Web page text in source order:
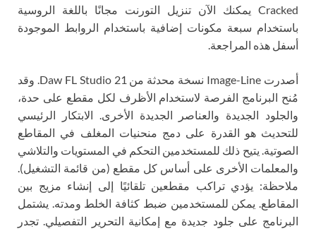
Cracked يمكنك الآن تنزيل التورنت مجانًا باللغة الروسية
باستخدام سبعة مكونات إضافية باستخدام الروابط الموجودة
أسفل هذه المراجعة.
أصدرت Image-Line نسخة محدثة من Daw FL Studio 21. وقد
مُنح البرنامج الفرصة لاستخدام الأظرف لكل مقطع على حدة،
والجلود الجديدة والعناصر الجديدة الأخرى. الابتكار الرئيسي
للتحديث هو القدرة على دمج منحنيات المغلف في المقاطع
الصوتية. يتيح ذلك للمستخدمين التحكم في المستويات والتلاشي
والمعلمات الأخرى على أساس كل مقطع (من قائمة التشغيل).
ملاحظة: يؤدي تراكب مقطعين تلقائيًا إلى إنشاء مزيج بين
المقاطع. يمكن للمستخدمين ضبط كثافة الخلط ومدته. يشتمل
البرنامج على جلود جديدة مع إمكانية التحرير التفصيلي. تجدر